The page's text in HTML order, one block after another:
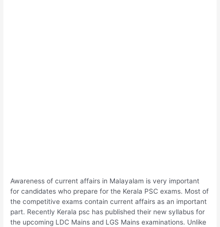
Awareness of current affairs in Malayalam is very important
for candidates who prepare for the Kerala PSC exams. Most of
the competitive exams contain current affairs as an important
part. Recently Kerala psc has published their new syllabus for
the upcoming LDC Mains and LGS Mains examinations. Unlike